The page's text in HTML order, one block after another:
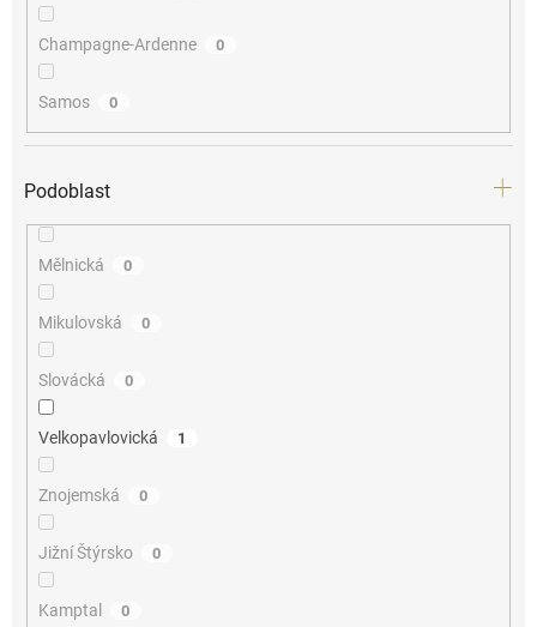
Champagne-Ardenne 0
Samos 0
Podoblast
Mělnická 0
Mikulovská 0
Slovácká 0
Velkopavlovická 1
Znojemská 0
Jižní Štýrsko 0
Kamptal 0